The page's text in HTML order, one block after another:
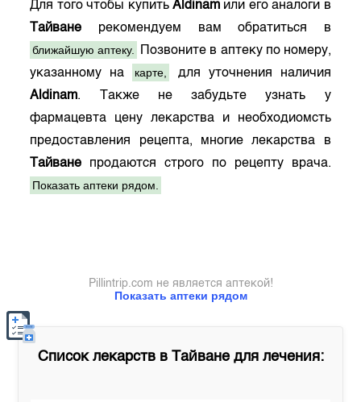
Для того чтобы купить Aldinam или его аналоги в
Тайване рекомендуем вам обратиться в
ближайшую аптеку.
Позвоните в аптеку по номеру,
указанному на
карте,
для уточнения наличия
Aldinam. Также не забудьте узнать у
фармацевта цену лекарства и необходиомсть
предоставления рецепта, многие лекарства в
Тайване продаются строго по рецепту врача.
Показать аптеки рядом.
Показать аптеки рядом
Pillintrip.com не является аптекой!
Список лекарств в Тайванедля лечения: